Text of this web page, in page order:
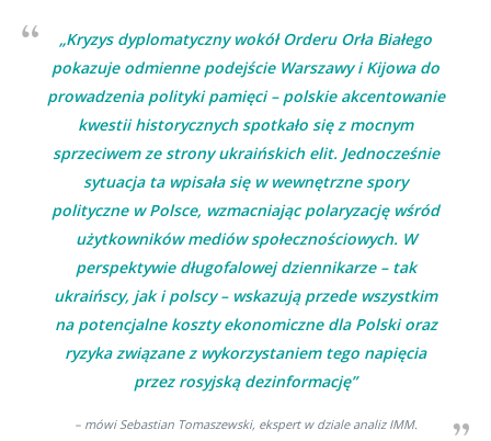
„Kryzys dyplomatyczny wokół Orderu Orła Białego
pokazuje odmienne podejście Warszawy i Kijowa do
prowadzenia polityki pamięci – polskie akcentowanie
kwestii historycznych spotkało się z mocnym
sprzeciwem ze strony ukraińskich elit. Jednocześnie
sytuacja ta wpisała się w wewnętrzne spory
polityczne w Polsce, wzmacniając polaryzację wśród
użytkowników mediów społecznościowych. W
perspektywie długofalowej dziennikarze – tak
ukraińscy, jak i polscy – wskazują przede wszystkim
na potencjalne koszty ekonomiczne dla Polski oraz
ryzyka związane z wykorzystaniem tego napięcia
przez rosyjską dezinformację”
– mówi Sebastian Tomaszewski, ekspert w dziale analiz IMM.